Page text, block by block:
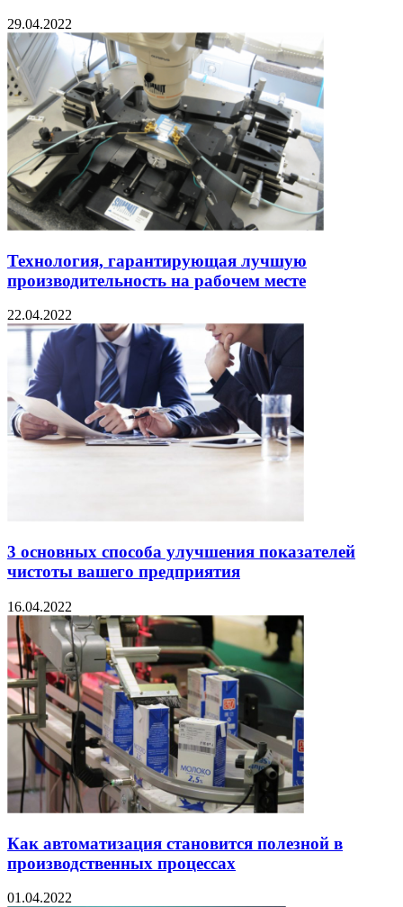
29.04.2022
Технология, гарантирующая лучшую
производительность на рабочем месте
22.04.2022
3 основных способа улучшения показателей
чистоты вашего предприятия
16.04.2022
Как автоматизация становится полезной в
производственных процессах
01.04.2022